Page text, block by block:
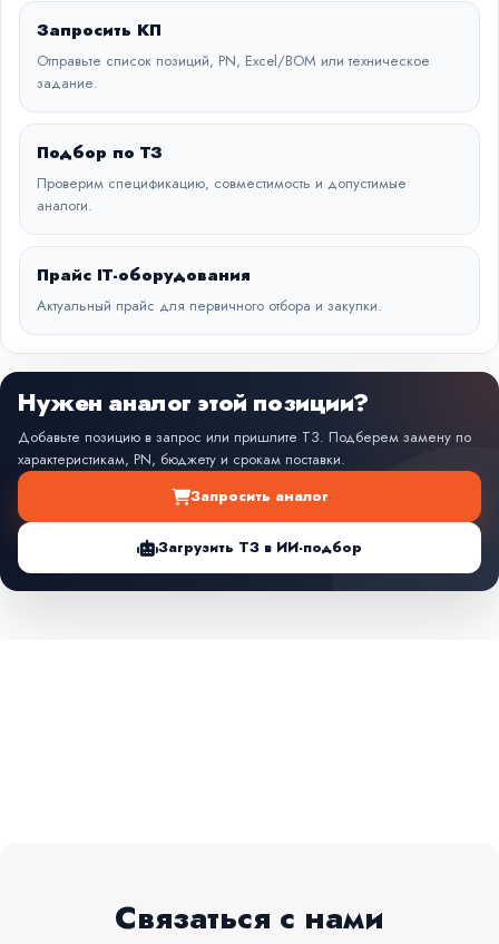
Запросить КП
Отправьте список позиций, PN, Excel/BOM или техническое
задание.
Подбор по ТЗ
Проверим спецификацию, совместимость и допустимые
аналоги.
Прайс IT-оборудования
Актуальный прайс для первичного отбора и закупки.
Нужен аналог этой позиции?
Добавьте позицию в запрос или пришлите ТЗ. Подберем замену по
характеристикам, PN, бюджету и срокам поставки.
Запросить аналог
Загрузить ТЗ в ИИ-подбор
Связаться с нами